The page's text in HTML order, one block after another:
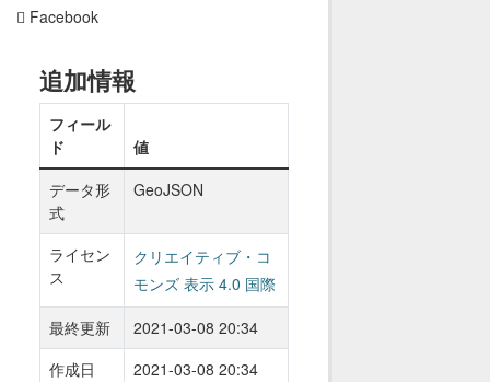
Facebook
追加情報
フィール
ド
値
データ形
式
GeoJSON
ライセン
ス
クリエイティブ・コ
モンズ 表示 4.0 国際
最終更新
2021-03-08 20:34
作成日
2021-03-08 20:34